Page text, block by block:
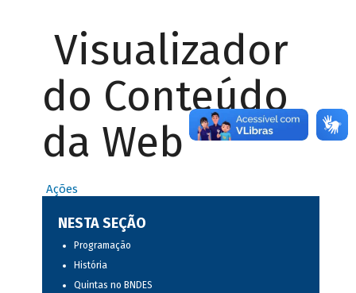
Visualizador
do Conteúdo
da Web
Ações
NESTA SEÇÃO
Programação
História
Quintas no BNDES